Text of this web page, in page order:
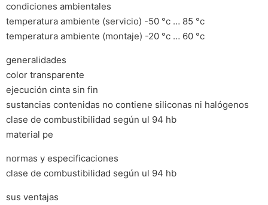
condiciones ambientales
temperatura ambiente (servicio) -50 °c … 85 °c
temperatura ambiente (montaje) -20 °c … 60 °c
generalidades
color transparente
ejecución cinta sin fin
sustancias contenidas no contiene siliconas ni halógenos
clase de combustibilidad según ul 94 hb
material pe
normas y especificaciones
clase de combustibilidad según ul 94 hb
sus ventajas